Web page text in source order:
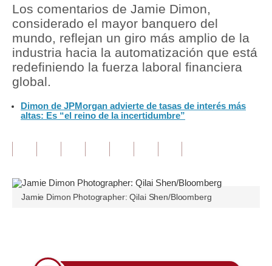
Finanzas Personales
Inmobiliarias
Plus G
Opinión
Editorial
Lujo
Los comentarios de Jamie Dimon,
considerado el mayor banquero del
mundo, reflejan un giro más amplio de la
industria hacia la automatización que está
redefiniendo la fuerza laboral financiera
global.
Dimon de JPMorgan advierte de tasas de interés más
altas: Es “el reino de la incertidumbre”
Jamie Dimon Photographer: Qilai Shen/Bloomberg